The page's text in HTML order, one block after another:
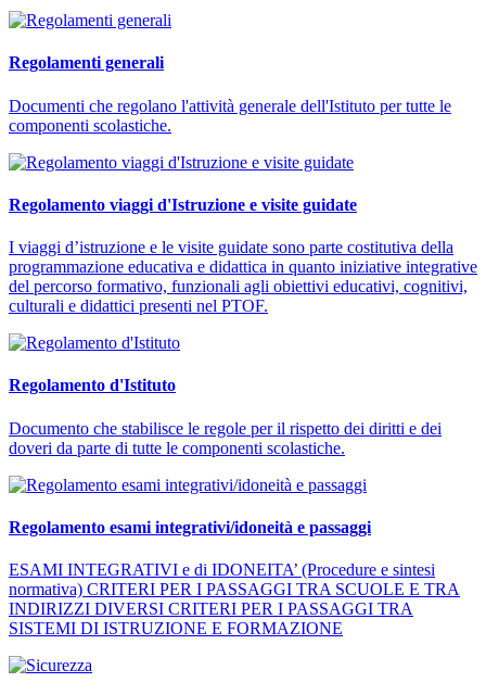
Regolamenti generali
Documenti che regolano l'attività generale dell'Istituto per tutte le
componenti scolastiche.
Regolamento viaggi d'Istruzione e visite guidate
I viaggi d’istruzione e le visite guidate sono parte costitutiva della
programmazione educativa e didattica in quanto iniziative integrative
del percorso formativo, funzionali agli obiettivi educativi, cognitivi,
culturali e didattici presenti nel PTOF.
Regolamento d'Istituto
Documento che stabilisce le regole per il rispetto dei diritti e dei
doveri da parte di tutte le componenti scolastiche.
Regolamento esami integrativi/idoneità e passaggi
ESAMI INTEGRATIVI e di IDONEITA’ (Procedure e sintesi
normativa) CRITERI PER I PASSAGGI TRA SCUOLE E TRA
INDIRIZZI DIVERSI CRITERI PER I PASSAGGI TRA
SISTEMI DI ISTRUZIONE E FORMAZIONE